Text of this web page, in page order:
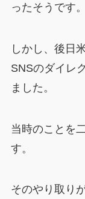
ったそうです。
しかし、後日
SNSのダイレ
ました。
当時のことを
す。
そのやり取り